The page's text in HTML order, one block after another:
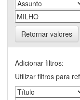
Retornar valores
Adicionar filtros:
Utilizar filtros para